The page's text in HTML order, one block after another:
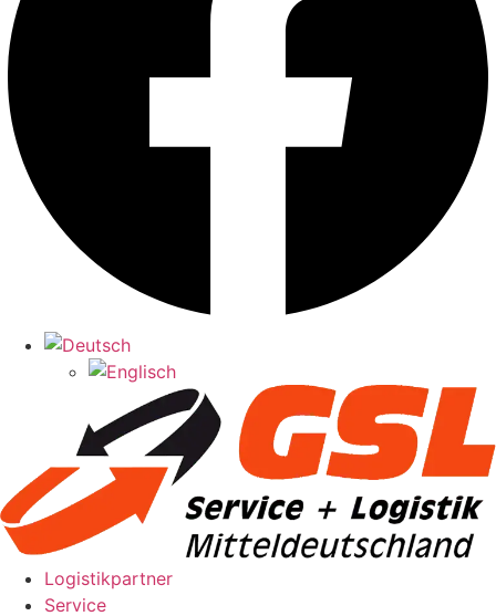
Logistikpartner
Service